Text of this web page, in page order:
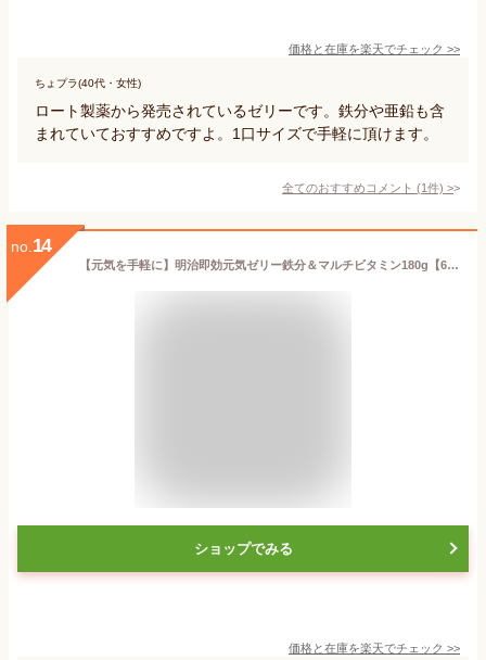
価格と在庫を楽天でチェック >>
ちょプラ(40代・女性)
ロート製薬から発売されているゼリーです。鉄分や亜鉛も含
まれていておすすめですよ。1口サイズで手軽に頂けます。
全てのおすすめコメント (1件) >
no. 14
【元気を手軽に】明治即効元気ゼリー鉄分＆マルチビタミン180g【6個セット】ヘルスフード
ショップでみる
価格と在庫を楽天でチェック >>